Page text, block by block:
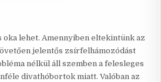
lehet. Amennyiben eltekintünk az
jelentős zsírfelhámozódást
nélkül áll szemben a felesleges
divathóbortok miatt. Valóban az